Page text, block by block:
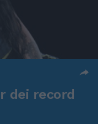
dei record